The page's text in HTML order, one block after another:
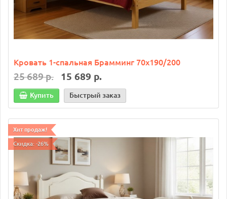
Кровать 1-спальная Брамминг 70х190/200
25 689 р. 15 689 р.
Купить Быстрый заказ
Хит продаж!
Скидка: -26%